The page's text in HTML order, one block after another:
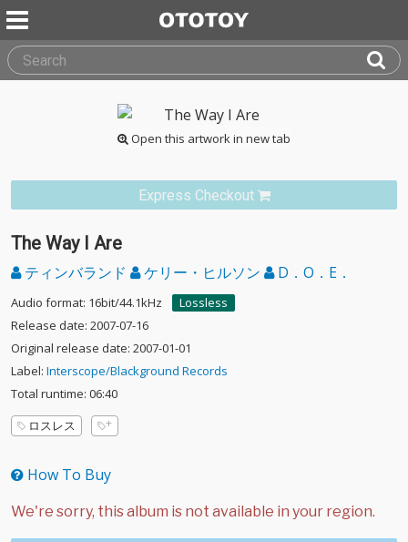
Open this artwork in new tab
Express Checkout
The Way I Are
ティンバランド ケリー・ヒルソン D．O．E．
Audio format: 16bit/44.1kHz
Lossless
Release date: 2007-07-16
Original release date: 2007-01-01
Label: Interscope/Blackground Records
Total runtime: 06:40
ロスレス
How To Buy